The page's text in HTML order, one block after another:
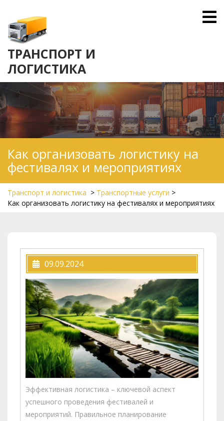
content
ТРАНСПОРТ И
ЛОГИСТИКА
Как организовать логистику на
фестивалях и мероприятиях
Транспорт и логистика > Транспортные услуги >
Как организовать логистику на фестивалях и мероприятиях
09.09.2024
Эффективная логистика – ключевой аспект
успешного проведения фестивалей и
мероприятий. Правильное планирование